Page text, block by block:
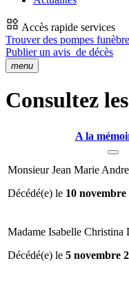
Accès rapide services
Trouver des pompes
Publier un avis de décès
menu
Consultez
A la
Monsieur Jean Marie
Décédé(e) le 10 novembre
Madame Isabelle Christina
Décédé(e) le 5 novembre